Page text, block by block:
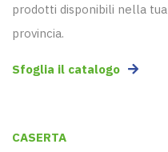
prodotti disponibili nella tua
provincia.
Sfoglia il catalogo
CASERTA